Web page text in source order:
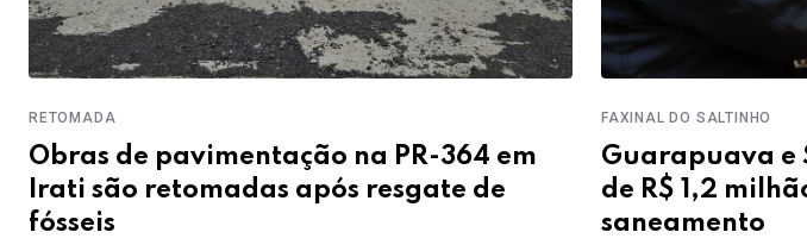
RETOMADA
Obras de pavimentação na PR-364 em
Irati são retomadas após resgate de
fósseis
FAXINAL DO SALTINHO
Guarapuava e
de R$ 1,2
saneamento